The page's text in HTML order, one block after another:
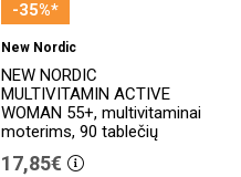
-35%*
New Nordic
NEW NORDIC
MULTIVITAMIN ACTIVE
WOMAN 55+, multivitaminai
moterims, 90 tablečių
17,85€